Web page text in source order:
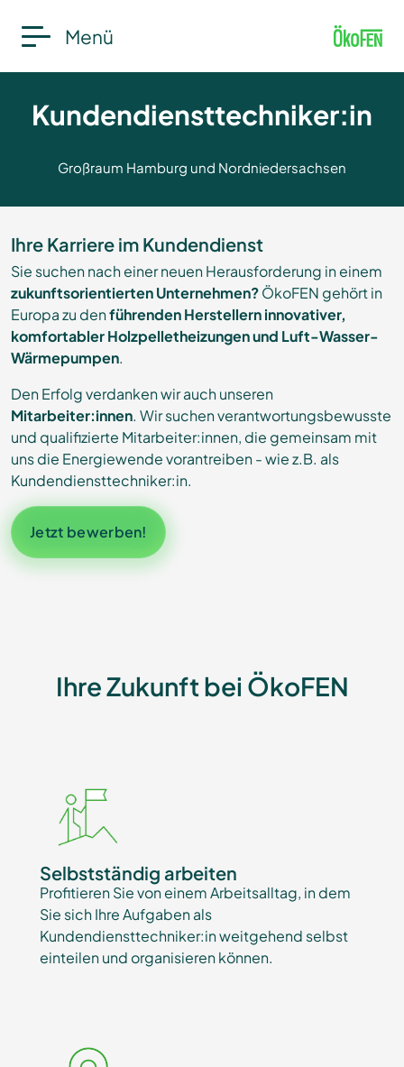
Menü
Kundendiensttechniker:in
Großraum Hamburg und Nordniedersachsen
Ihre Karriere im Kundendienst
Sie suchen nach einer neuen Herausforderung in einem
zukunftsorientierten Unternehmen?ÖkoFEN gehört in
Europa zu denführenden Herstellern innovativer,
komfortabler Holzpelletheizungen und Luft-Wasser-
Wärmepumpen.
Den Erfolg verdanken wir auch unseren
Mitarbeiter:innen. Wir suchen verantwortungsbewusste
und qualifizierte Mitarbeiter:innen, die gemeinsam mit
uns die Energiewende vorantreiben - wie z.B. als
Kundendiensttechniker:in.
Jetzt bewerben!
Ihre Zukunft bei ÖkoFEN
Selbstständig arbeiten
Profitieren Sie von einem Arbeitsalltag, in dem
Sie sich Ihre Aufgaben als
Kundendiensttechniker:in weitgehend selbst
einteilen und organisieren können.